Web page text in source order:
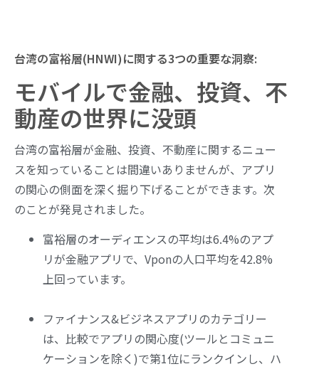
台湾の富裕層(HNWI)に関する3つの重要な洞察:
モバイルで金融、投資、不
動産の世界に没頭
台湾の富裕層が金融、投資、不動産に関するニュー
スを知っていることは間違いありませんが、アプリ
の関心の側面を深く掘り下げることができます。次
のことが発見されました。
富裕層のオーディエンスの平均は6.4%のアプ
リが金融アプリで、Vponの人口平均を42.8%
上回っています。
ファイナンス&ビジネスアプリのカテゴリー
は、比較でアプリの関心度(ツールとコミュニ
ケーションを除く)で第1位にランクインし、ハ